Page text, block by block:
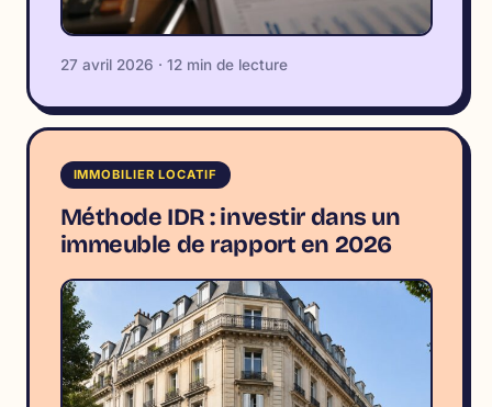
27 avril 2026 · 12 min de lecture
IMMOBILIER LOCATIF
Méthode IDR : investir dans un
immeuble de rapport en 2026